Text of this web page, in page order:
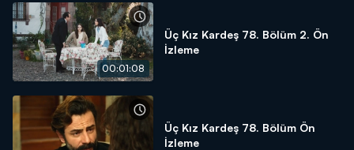
00:01:08
Üç Kız Kardeş 78. Bölüm 2. Ön
İzleme
Üç Kız Kardeş 78. Bölüm Ön
İzleme